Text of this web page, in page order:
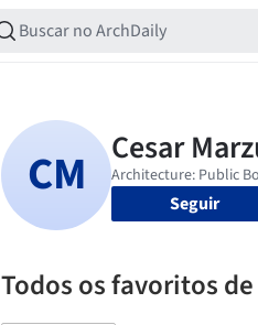
Seguir
Todos os favoritos